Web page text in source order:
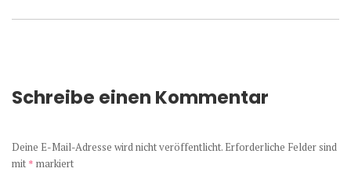
Schreibe einen Kommentar
Deine E-Mail-Adresse wird nicht veröffentlicht. Erforderliche Felder sind
mit * markiert